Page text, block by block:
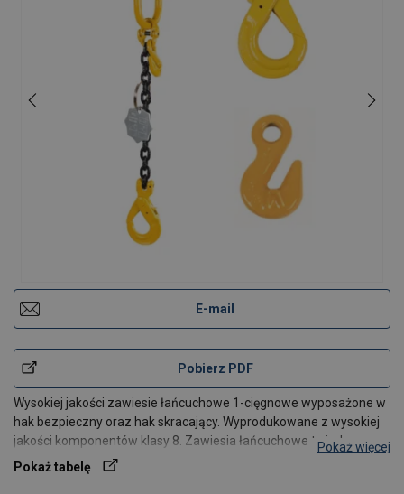
E-mail
Pobierz PDF
Wysokiej jakości zawiesie łańcuchowe 1-cięgnowe wyposażone w
hak bezpieczny oraz hak skracający. Wyprodukowane z wysokiej
jakości komponentów klasy 8. Zawiesia łańcuchowe to jeden z
najpopularniejszych narzędzi pozwalających na podnoszenia
ładunków w różnych branżach przemysłu. Spr
Pokaż więcej
Pokaż tabelę